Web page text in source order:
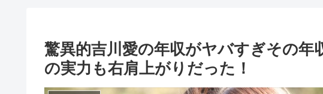
驚異的吉川愛の年収がヤバすぎその年
の実力も右肩上がりだった！